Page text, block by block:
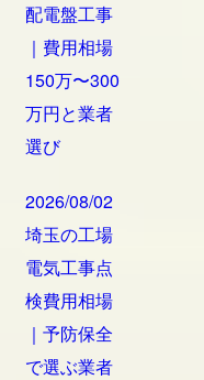
配電盤工事
｜費用相場
150万〜300
万円と業者
選び
2026/08/02
埼玉の工場
電気工事点
検費用相場
｜予防保全
で選ぶ業者